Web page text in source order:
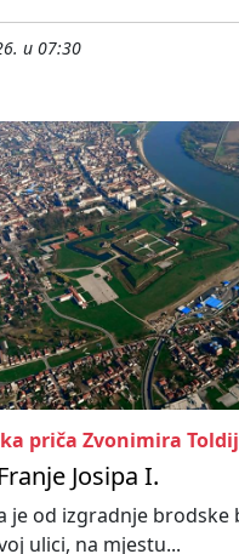
u 07:30
priča Zvonimira
Josipa I.
je od izgradnje brodske
ulici, na mjestu...